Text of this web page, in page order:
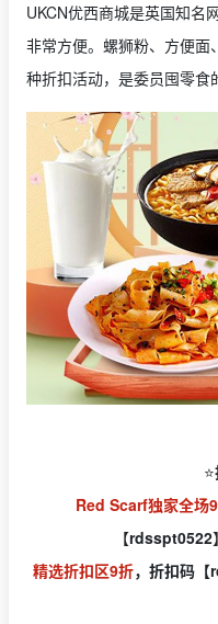
UKCN优西商城是英国知名
非常方便。螺狮粉、方便
种折扣活动，是委员囤零食
⭐️
Red Scarf独家全场
【rdsspt0522
精选折扣区9折，折扣码【